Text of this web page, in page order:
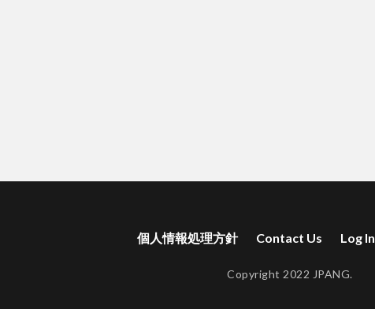
個人情報処理方針 Contact Us Log In
Copyright 2022 JPANG.